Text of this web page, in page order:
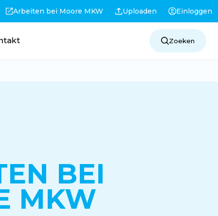
Arbeiten bei Moore MKW Uploaden Einloggen
Zoeken
BEI
MKW